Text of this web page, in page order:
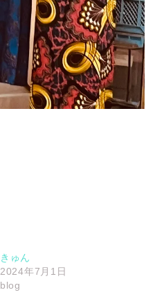
きゅん
2024年7月1日
blog